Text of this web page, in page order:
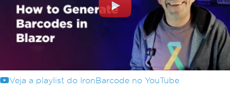
Veja a playlist do IronBarcode no YouTube